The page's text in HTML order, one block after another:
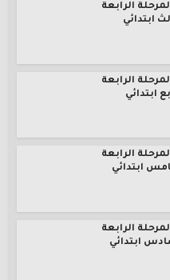
الرابعة
ابتدائي
الرابعة
ابتدائي
الرابعة
ابتدائي
الرابعة
ابتدائي